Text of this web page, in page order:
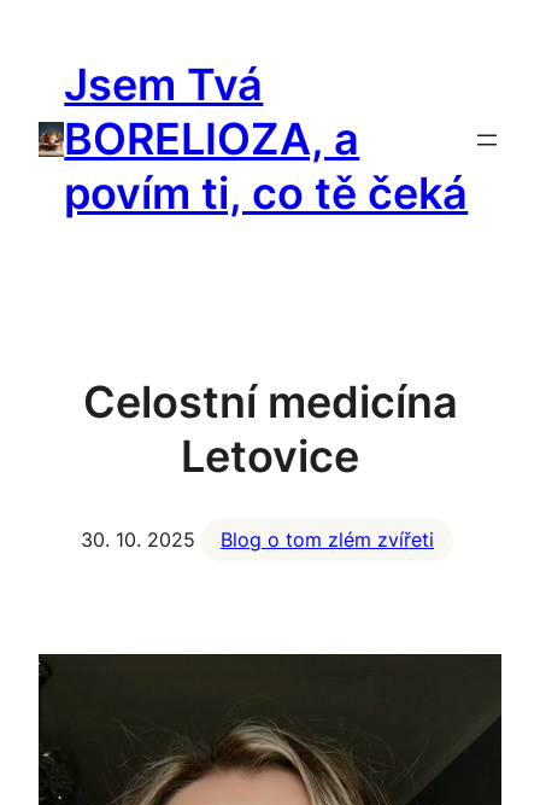
Jsem Tvá
BORELIOZA, a
povím ti, co tě čeká
Celostní medicína
Letovice
30. 10. 2025 Blog o tom zlém zvířeti